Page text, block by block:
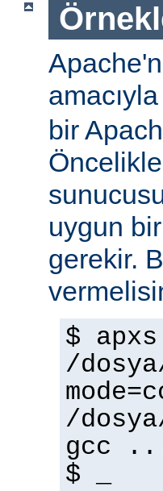
bir
uygun
gerekir.
$
/
/
gcc
$ _